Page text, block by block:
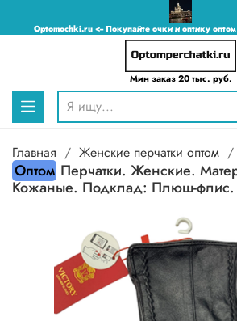
Optomochki.ru <-- Покупайте очки и оптику
Мин заказ 20 тыс. руб.
Главная Женские перчатки оптом
Оптом Перчатки. Женские.
Кожаные. Подклад: Плюш-флис.